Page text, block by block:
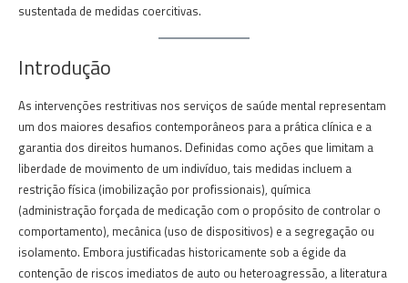
sustentada de medidas coercitivas.
Introdução
As intervenções restritivas nos serviços de saúde mental representam
um dos maiores desafios contemporâneos para a prática clínica e a
garantia dos direitos humanos. Definidas como ações que limitam a
liberdade de movimento de um indivíduo, tais medidas incluem a
restrição física (imobilização por profissionais), química
(administração forçada de medicação com o propósito de controlar o
comportamento), mecânica (uso de dispositivos) e a segregação ou
isolamento. Embora justificadas historicamente sob a égide da
contenção de riscos imediatos de auto ou heteroagressão, a literatura